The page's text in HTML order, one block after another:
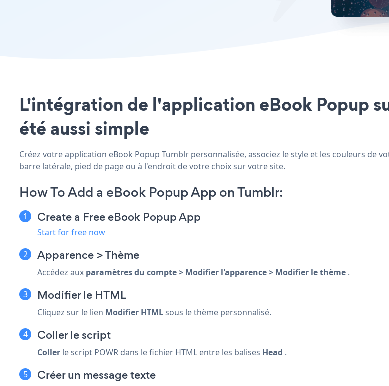
L'intégration de l'application eBook Popup
été aussi simple
Créez votre application eBook Popup Tumblr personnalisée, associez le style et les couleurs de
barre latérale, pied de page ou à l'endroit de votre choix sur votre site.
How To Add a eBook Popup App on Tumblr:
Create a Free eBook Popup App
Start for free now
Apparence > Thème
Accédez aux paramètres du compte > Modifier l'apparence > Modifier le thème .
Modifier le HTML
Cliquez sur le lien Modifier HTMLsous le thème personnalisé.
Coller le script
Coller le script POWR dans le fichier HTML entre les balises Head .
Créer un message texte